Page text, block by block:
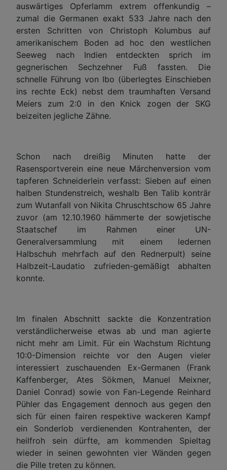
auswärtiges Opferlamm extrem offenkundig –
zumal die Germanen exakt 533 Jahre nach den
ersten Schritten von Christoph Kolumbus auf
amerikanischem Boden ad hoc den westlichen
Seeweg nach Indien entdeckten sprich im
gegnerischen Sechzehner Fuß fassten. Die
schnelle Führung von Ibo (überlegtes Einschieben
ins rechte Eck) nebst dem traumhaften Versand
Meiers zum 2:0 in den Knick zogen der SKG
beizeiten jegliche Zähne.
Schon nach dreißig Minuten hatte der
Rasensportverein eine neue Märchenversion vom
tapferen Schneiderlein verfasst: Sieben auf einen
halben Stundenstreich, weshalb Ben Talib konträr
zum Wutanfall von Nikita Chruschtschow 65 Jahre
zuvor (am 12.10.1960 hämmerte der sowjetische
Staatschef im Rahmen einer UN-
Generalversammlung mit einem ledernen
Halbschuh mehrfach auf den Rednerpult) seine
Halbzeit-Laudatio zufrieden-gemäßigt abhalten
konnte.
Im finalen Abschnitt sackte die Konzentration
verständlicherweise etwas ab und man agierte
nicht mehr am Limit. Für ein Wachstum Richtung
10:0-Dimension reichte vor den Augen vieler
interessiert zuschauenden Ex-Germanen (Frank
Kaffenberger, Ates Sökmen, Manuel Meixner,
Daniel Conrad) sowie von Fan-Legende Reinhard
Pühler das Engagement dennoch aus gegen den
sich für einen fairen respektive wackeren Kampf
ein Sonderlob verdienenden Kontrahenten, der
heilfroh sein dürfte, am kommenden Spieltag
wieder in seinen gewohnten vier Wänden gegen
die Pille treten zu können.